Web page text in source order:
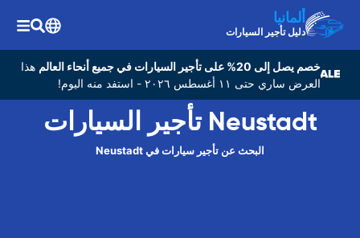
ألمانيا
دليل تأجير السيارات
خصم يصل إلى 20% على تأجير السيارات في جميع أنحاء العالم
هذا
العرض ساري حتى ١١ أغسطس ٢٠٢٦ - استفد منه اليوم!
Neustadt تأجير السيارات
البحث عن تأجير سيارات في Neustadt